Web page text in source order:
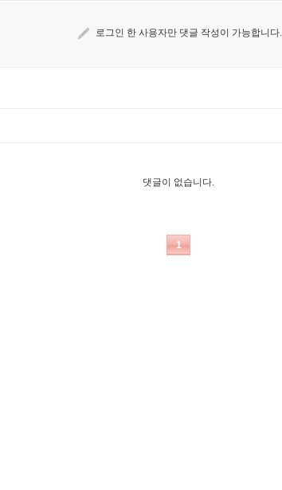
로그인 한 사용자만 댓글 작성이 가능합니다.
댓글이 없습니다.
1